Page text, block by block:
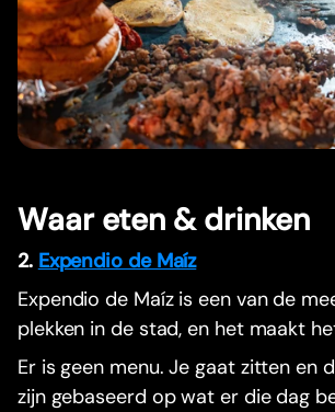
Waar eten & drinken
2. Expendio de Maíz
Expendio de Maíz is een van de
plekken in de stad, en het maakt
Er is geen menu. Je gaat zitten en
zijn gebaseerd op wat er die dag